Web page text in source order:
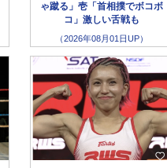
ゃ蹴る」壱「首相撲でボコボ
コ」激しい舌戦も
（2026年08月01日UP）